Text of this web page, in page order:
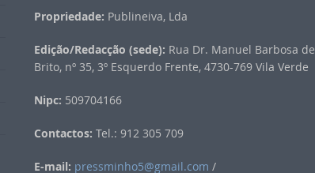
Propriedade: Publineiva, Lda
Edição/Redacção (sede): Rua Dr. Manuel Barbosa de
Brito, nº 35, 3º Esquerdo Frente, 4730-769 Vila Verde
Nipc: 509704166
Contactos: Tel.: 912 305 709
E-mail: pressminho5@gmail.com /